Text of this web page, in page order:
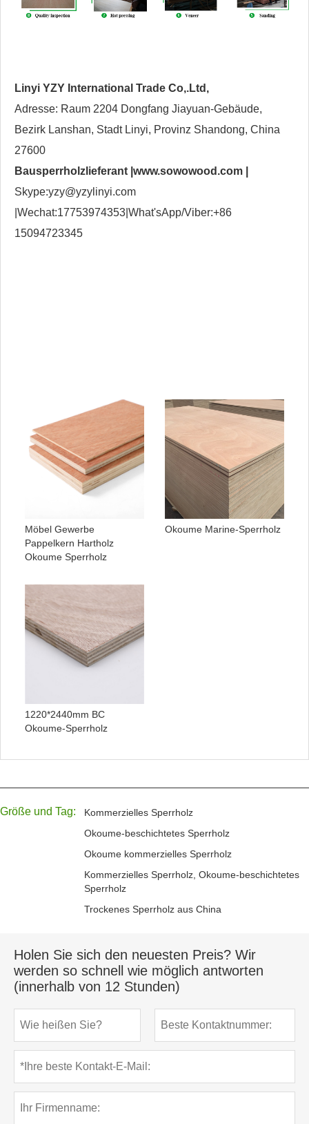
Linyi YZY International Trade Co,.Ltd,
Adresse: Raum 2204 Dongfang Jiayuan-Gebäude,
Bezirk Lanshan, Stadt Linyi, Provinz Shandong, China
27600
Bausperrholzlieferant | www.sowowood.com
Skype:yzy@yzylinyi.com
|Wechat:17753974353|What'sApp/Viber:+86
15094723345
Möbel Gewerbe
Pappelkern Hartholz
Okoume Sperrholz
Okoume Marine-Sperrholz
1220*2440mm BC
Okoume-Sperrholz
Größe und Tag:
Kommerzielles Sperrholz
Okoume-beschichtetes Sperrholz
Okoume kommerzielles Sperrholz
Kommerzielles Sperrholz, Okoume-beschichtetes
Sperrholz
Trockenes Sperrholz aus China
Holen Sie sich den neuesten Preis? Wir
werden so schnell wie möglich antworten
(innerhalb von 12 Stunden)